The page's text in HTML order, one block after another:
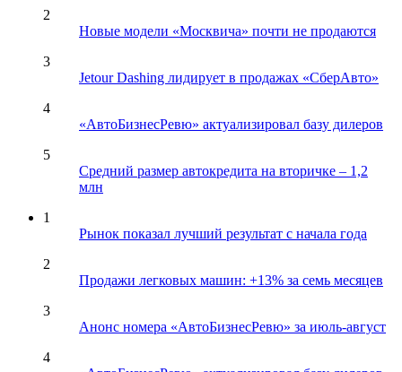
2
Новые модели «Москвича» почти не продаются
3
Jetour Dashing лидирует в продажах «СберАвто»
4
«АвтоБизнесРевю» актуализировал базу дилеров
5
Средний размер автокредита на вторичке – 1,2
млн
1
Рынок показал лучший результат с начала года
2
Продажи легковых машин: +13% за семь месяцев
3
Анонс номера «АвтоБизнесРевю» за июль-август
4